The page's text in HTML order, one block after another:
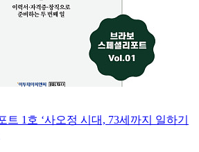
트 1호 ‘사오정 시대, 73세까지 일하기